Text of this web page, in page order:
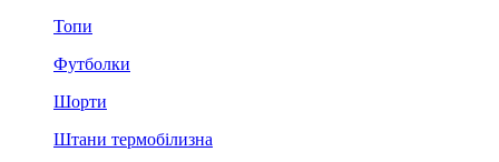
Топи
Футболки
Шорти
Штани термобілизна